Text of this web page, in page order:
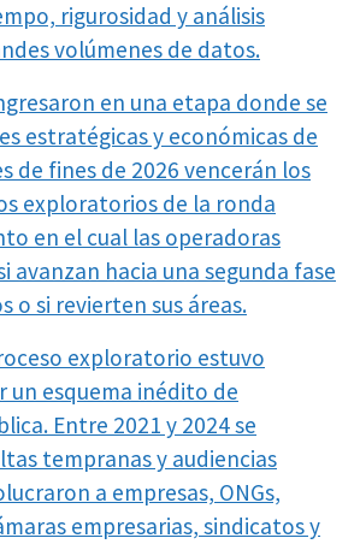
rigurosidad y análisis
volúmenes de datos.
en una etapa donde se
estratégicas y económicas de
de fines de 2026 vencerán los
exploratorios de la ronda
en el cual las operadoras
avanzan hacia una segunda fase
o si revierten sus áreas.
exploratorio estuvo
un esquema inédito de
Entre 2021 y 2024 se
tempranas y audiencias
a empresas, ONGs,
empresarias, sindicatos y